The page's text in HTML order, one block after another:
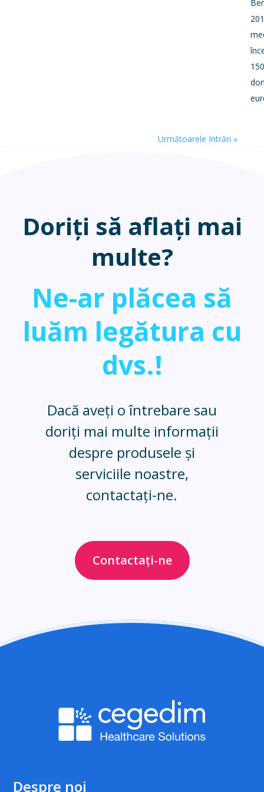
Următoarele Intrări »
Doriți să aflați mai
multe?
Ne-ar plăcea să
luăm legătura cu
dvs.!
Dacă aveți o întrebare sau
doriți mai multe informații
despre produsele și
serviciile noastre,
contactați-ne.
Contactați-ne
Despre noi